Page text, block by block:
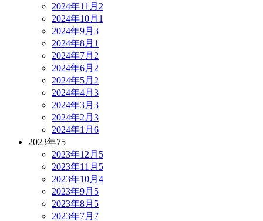
2024年11月 2
2024年10月 1
2024年9月 3
2024年8月 1
2024年7月 2
2024年6月 2
2024年5月 2
2024年4月 3
2024年3月 3
2024年2月 3
2024年1月 6
2023年75
2023年12月 5
2023年11月 5
2023年10月 4
2023年9月 5
2023年8月 5
2023年7月 7